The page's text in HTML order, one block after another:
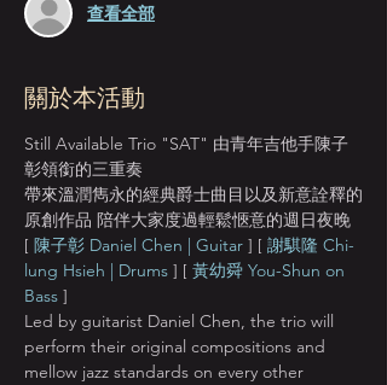
查看全部
關於本活動
Still Available Trio "SAT" 由青年吉他手陳子
彰領銜的三重奏
帶來溫潤雋永的經典爵士曲目以及新意詮釋的
原創作品 陪伴大家度過輕鬆愜意的週日夜晚
[ 陳子彰 Daniel Chen | Guitar ] [ 謝騏隆 Chi-
lung Hsieh | Drums ] [ 黃幼舜 You-Shun on
Bass ]
Led by guitarist Daniel Chen, the trio will
perform their original compositions and
mellow jazz standards on every other